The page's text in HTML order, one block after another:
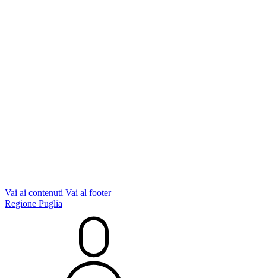
Vai ai contenuti Vai al footer
Regione Puglia